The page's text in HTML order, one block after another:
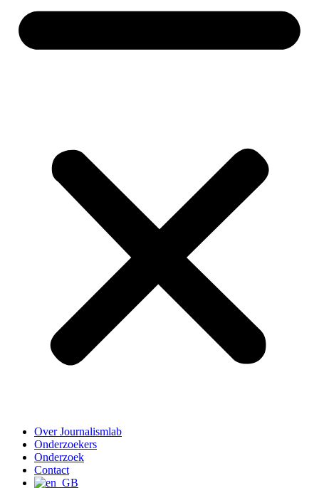
Over Journalismlab
Onderzoekers
Onderzoek
Contact